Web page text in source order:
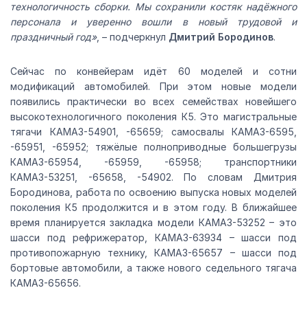
технологичность сборки. Мы сохранили костяк надёжного
персонала и уверенно вошли в новый трудовой и
праздничный год», – подчеркнул Дмитрий Бородинов.
Сейчас по конвейерам идёт 60 моделей и сотни
модификаций автомобилей. При этом новые модели
появились практически во всех семействах новейшего
высокотехнологичного поколения К5. Это магистральные
тягачи КАМАЗ-54901, -65659; самосвалы КАМАЗ-6595,
-65951, -65952; тяжёлые полноприводные большегрузы
КАМАЗ-65954, -65959, -65958; транспортники
КАМАЗ-53251, -65658, -54902. По словам Дмитрия
Бородинова, работа по освоению выпуска новых моделей
поколения К5 продолжится и в этом году. В ближайшее
время планируется закладка модели КАМАЗ-53252 – это
шасси под рефрижератор, КАМАЗ-63934 – шасси под
противопожарную технику, КАМАЗ-65657 – шасси под
бортовые автомобили, а также нового седельного тягача
КАМАЗ-65656.